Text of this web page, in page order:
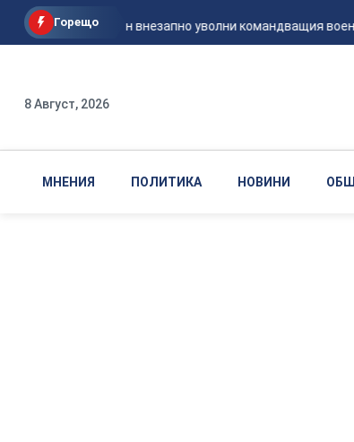
Горещо
Вашингтон внезапно уволни командващия
8 Август, 2026
МНЕНИЯ ПОЛИТИКА НОВИНИ